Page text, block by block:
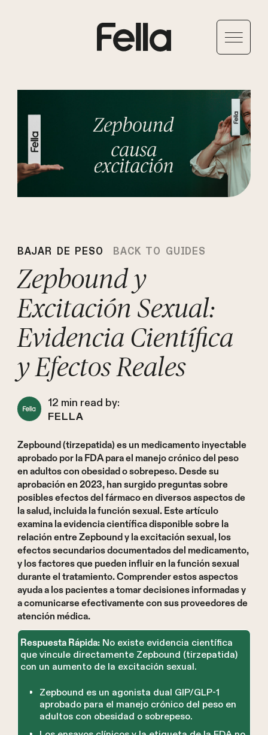
BAJAR DE PESO BACK TO GUIDES
Zepbound y
Excitación Sexual:
Evidencia Científica
y Efectos Reales
12 min read by:
FELLA
Zepbound (tirzepatida) es un medicamento inyectable
aprobado por la FDA para el manejo crónico del peso
en adultos con obesidad o sobrepeso. Desde su
aprobación en 2023, han surgido preguntas sobre
posibles efectos del fármaco en diversos aspectos de
la salud, incluida la función sexual. Este artículo
examina la evidencia científica disponible sobre la
relación entre Zepbound y la excitación sexual, los
efectos secundarios documentados del medicamento,
y los factores que pueden influir en la función sexual
durante el tratamiento. Comprender estos aspectos
ayuda a los pacientes a tomar decisiones informadas y
a comunicarse efectivamente con sus proveedores de
atención médica.
Respuesta Rápida: No existe evidencia científica
que vincule directamente Zepbound (tirzepatida)
con un aumento de la excitación sexual.
Zepbound es un agonista dual GIP/GLP-1
aprobado para el manejo crónico del peso en
adultos con obesidad o sobrepeso.